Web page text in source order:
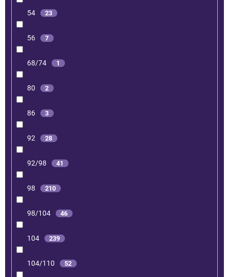
54 23
56 7
68/74 1
80 2
86 3
92 28
92/98 41
98 210
98/104 46
104 239
104/110 52